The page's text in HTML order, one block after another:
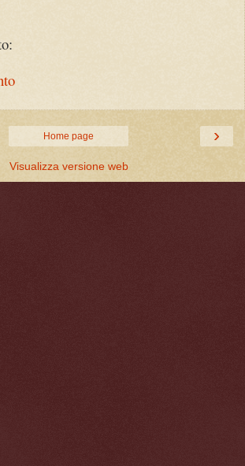
›
Home page
Visualizza versione web